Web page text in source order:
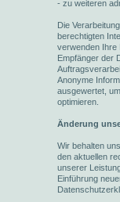
- zu weiteren
Die
berechtigten
verwenden Ihre
Empfänger der
Anonyme
ausgewertet,
optimieren.
Änderung
Wir behalten
den aktuellen
unserer
Einführung